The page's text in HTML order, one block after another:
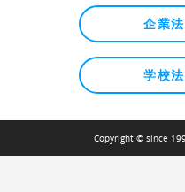
企業
学校
Copyright © since